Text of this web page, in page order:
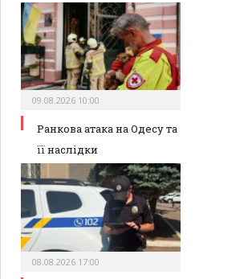
09.08.2026 10:00
Ранкова атака на Одесу та
її наслідки
08.08.2026 17:00